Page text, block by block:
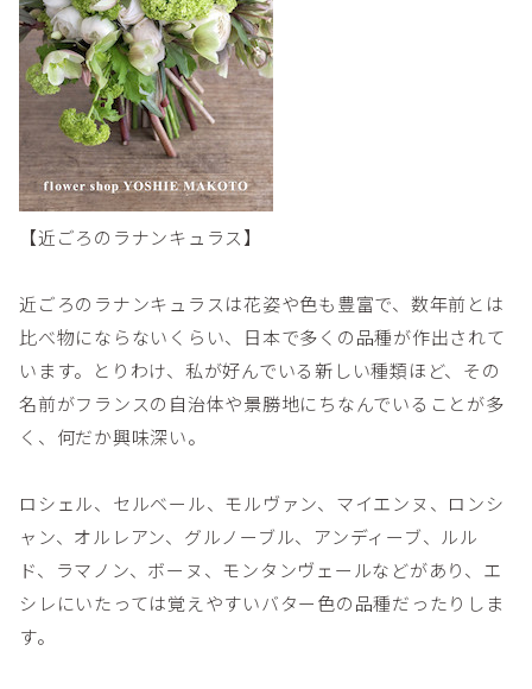
【近ごろのラナンキュラス】
近ごろのラナンキュラスは花姿や色も豊富で、数年前とは
比べ物にならないくらい、日本で多くの品種が作出されて
います。とりわけ、私が好んでいる新しい種類ほど、その
名前がフランスの自治体や景勝地にちなんでいることが多
く、何だか興味深い。
ロシェル、セルベール、モルヴァン、マイエンヌ、ロンシ
ャン、オルレアン、グルノーブル、アンディーブ、ルル
ド、ラマノン、ボーヌ、モンタンヴェールなどがあり、エ
シレにいたっては覚えやすいバター色の品種だったりしま
す。